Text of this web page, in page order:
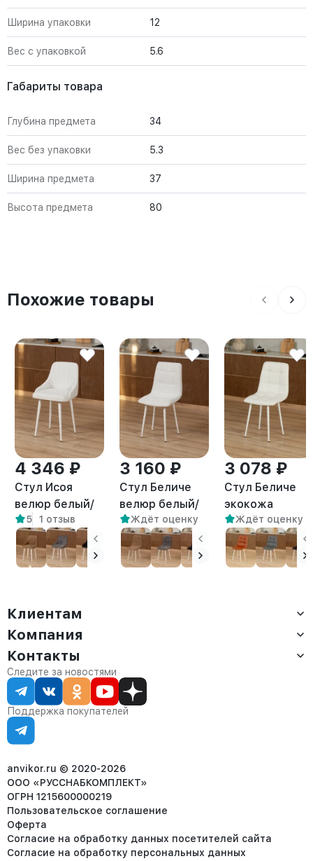
Ширина упаковки 12
Вес с упаковкой 5.6
Габариты товара
Глубина предмета 34
Вес без упаковки 5.3
Ширина предмета 37
Высота предмета 80
Похожие товары
4 346 ₽
Стул Исоя
велюр белый/
белый
5 1 отзыв
3 160 ₽
Стул Беличе
велюр белый/
белый
Ждёт оценку
3 078 ₽
Стул Беличе
экокожа
белый/белый
Ждёт оценку
Клиентам
Доставка
Оплата
Сервис
Статус заказа
Статьи
Компания
О компании
Контакты
Партнёрам
Контакты
Отдел продаж:
8 (800) 234-22-62
corp@anvikor.ru
Ежедневно, с 7:00-19:00 (МСК)
Отдел рекламации:
8 (953) 455-25-61
Следите за новостями
Поддержка покупателей
anvikor.ru © 2020-2026
ООО «РУССНАБКОМПЛЕКТ»
ОГРН 1215600000219
Пользовательское соглашение
Оферта
Согласие на обработку данных посетителей сайта
Согласие на обработку персональных данных